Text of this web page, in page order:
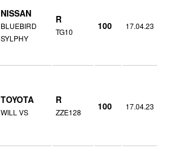
NISSAN
BLUEBIRD
SYLPHY
R
TG10
100 17.04.23
TOYOTA
WILL VS
R
ZZE128
100 17.04.23